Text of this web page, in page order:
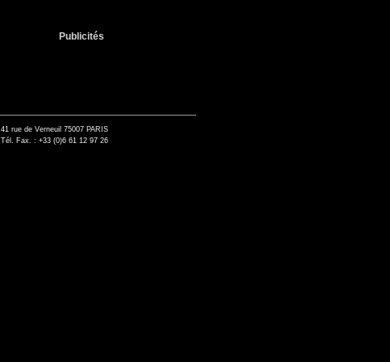
Publicités
41 rue de Verneuil 75007 PARIS
Tél. Fax. : +33 (0)6 61 12 97 26